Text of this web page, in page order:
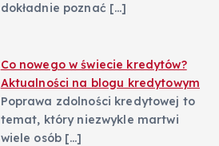
dokładnie poznać […]
Co nowego w świecie kredytów?
Aktualności na blogu kredytowym
Poprawa zdolności kredytowej to
temat, który niezwykle martwi
wiele osób […]